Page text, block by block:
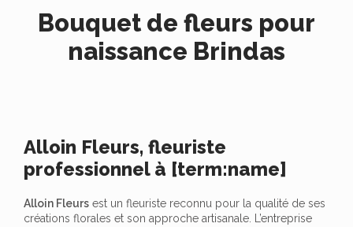
Bouquet de fleurs pour
naissance Brindas
Alloin Fleurs, fleuriste
professionnel à [term:name]
Alloin Fleurs est un fleuriste reconnu pour la qualité de ses
créations florales et son approche artisanale. L’entreprise